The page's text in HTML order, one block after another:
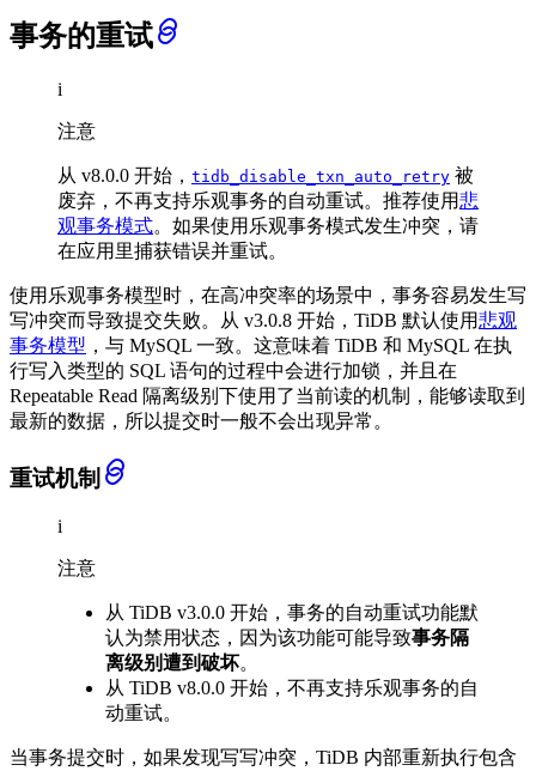
事务的重试
i
注意
从 v8.0.0 开始， tidb_disable_txn_auto_retry 被
废弃，不再支持乐观事务的自动重试。推荐使用悲
观事务模式。如果使用乐观事务模式发生冲突，请
在应用里捕获错误并重试。
使用乐观事务模型时，在高冲突率的场景中，事务容易发生写
写冲突而导致提交失败。从 v3.0.8 开始，TiDB 默认使用悲观
事务模型 ，与 MySQL 一致。这意味着 TiDB 和 MySQL 在执
行写入类型的 SQL 语句的过程中会进行加锁，并且在
Repeatable Read 隔离级别下使用了当前读的机制，能够读取到
最新的数据，所以提交时一般不会出现异常。
重试机制
i
注意
从 TiDB v3.0.0 开始，事务的自动重试功能默
认为禁用状态，因为该功能可能导致事务隔
离级别遭到破坏。
从 TiDB v8.0.0 开始，不再支持乐观事务的自
动重试。
当事务提交时，如果发现写写冲突，TiDB 内部重新执行包含